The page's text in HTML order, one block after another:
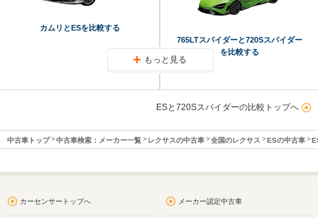
カムリとESを比較する
765LTスパイダーと720Sスパイダー
を比較する
もっと見る
ESと720Sスパイダーの比較トップへ
中古車トップ 中古車検索：メーカー一覧 レクサスの中古車 全国のレクサス ESの中古車
カーセンサートップへ メーカー認定中古車